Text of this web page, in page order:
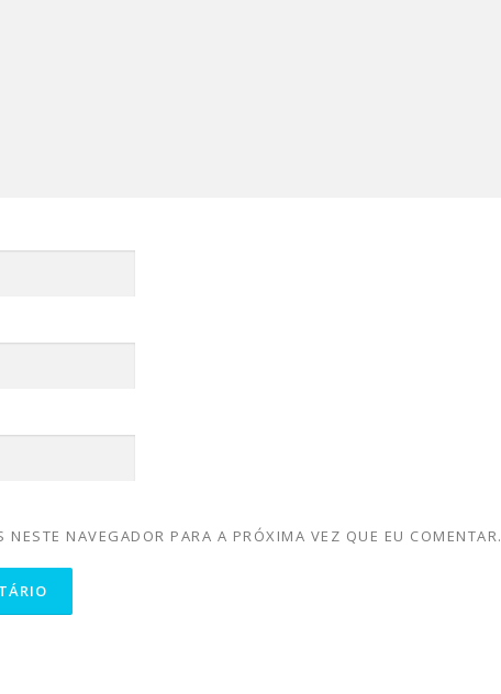
NESTE NAVEGADOR PARA A PRÓXIMA VEZ QUE EU COMENTAR.